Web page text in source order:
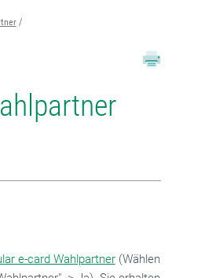
e-card Wahlpartner(Wählen